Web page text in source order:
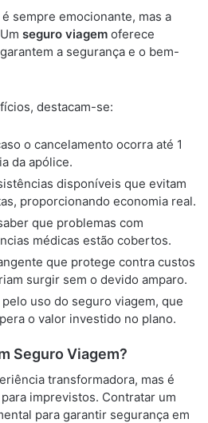
sempre emocionante, mas a
seguro viagem oferece
a segurança e o bem-
destacam-se:
o cancelamento ocorra até 1
da apólice.
disponíveis que evitam
proporcionando economia real.
que problemas com
médicas estão cobertos.
que protege contra custos
surgir sem o devido amparo.
uso do seguro viagem, que
o valor investido no plano.
Seguro Viagem?
transformadora, mas é
imprevistos. Contratar um
para garantir segurança em